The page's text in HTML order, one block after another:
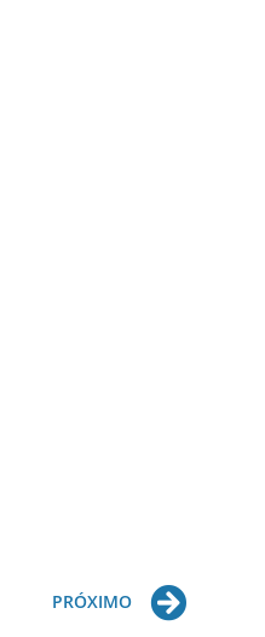
PRÓXIMO Next